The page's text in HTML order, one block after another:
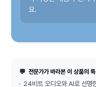
요.
💬 전문가가 바라본 이 상품의
24비트 오디오와 AI로 선명